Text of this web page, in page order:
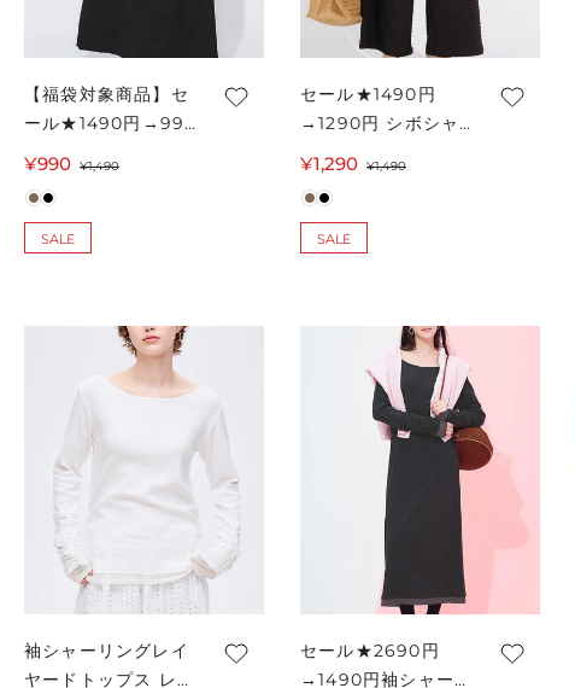
【福袋対象商品】セ
ール★1490円→990
円シボシャーリング
メール便不可 coca
コカ
¥990 セ
ル
価
通
価
格
¥1,490
SALE
セール★1490円
→1290円 シボシャ
ーリングパンツ レデ
ィース メール便不可
coca コカ
¥1,290 セ
ル
価
通
価
格
¥1,490
SALE
袖シャーリングレイ
ヤードトップス レデ
セール★2690円
→1490円袖シャーリ